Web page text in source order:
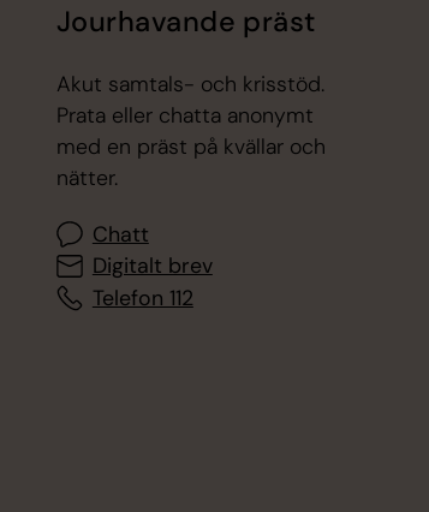
Jourhavande präst
Akut samtals- och krisstöd.
Prata eller chatta anonymt
med en präst på kvällar och
nätter.
Chatt
Digitalt brev
Telefon 112